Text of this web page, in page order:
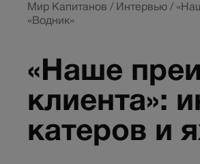
Мир Капитанов / Интервью /
«Водник»
«Наше
клиента»:
катеров и